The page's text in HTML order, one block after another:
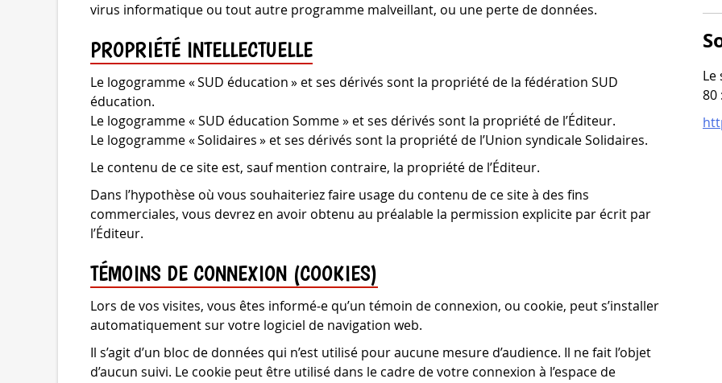
virus informatique ou tout autre programme malveillant, ou une perte de données.
PROPRIÉTÉ INTELLECTUELLE
Le logogramme « SUD éducation » et ses dérivés sont la propriété de la fédération SUD
éducation.
Le logogramme « SUD éducation Somme » et ses dérivés sont la propriété de l’Éditeur.
Le logogramme « Solidaires » et ses dérivés sont la propriété de l’Union syndicale Solidaires.
Le contenu de ce site est, sauf mention contraire, la propriété de l’Éditeur.
Dans l’hypothèse où vous souhaiteriez faire usage du contenu de ce site à des fins
commerciales, vous devrez en avoir obtenu au préalable la permission explicite par écrit par
l’Éditeur.
TÉMOINS DE CONNEXION (COOKIES)
Lors de vos visites, vous êtes informé‑e qu’un témoin de connexion, ou cookie, peut s’installer
automatiquement sur votre logiciel de navigation web.
Il s’agit d’un bloc de données qui n’est utilisé pour aucune mesure d’audience. Il ne fait l’objet
d’aucun suivi. Le cookie peut être utilisé dans le cadre de votre connexion à l’espace de
Le
80 :